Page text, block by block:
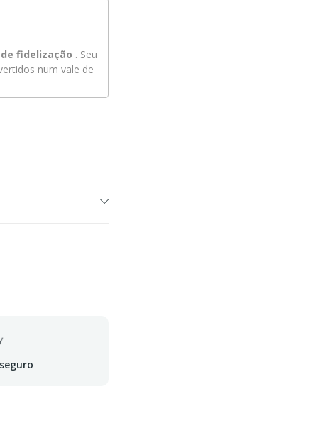
fidelização . Seu
num vale de